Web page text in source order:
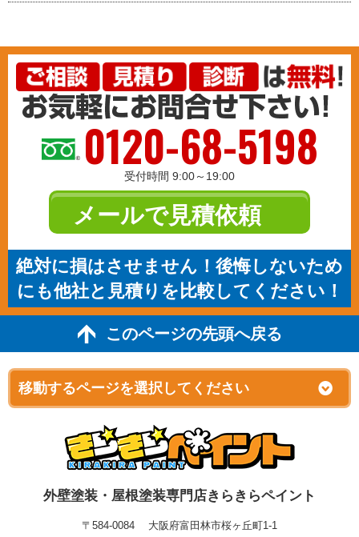
0120-68-5198
受付時間 9:00～19:00
メールで見積依頼
絶対に損はさせません！後悔しないため
にも他社と見積りを比較してください！
このページの先頭へ戻る
外壁塗装・屋根塗装専門店きらきらペイント
〒584-0084 大阪府富田林市桜ヶ丘町1-1